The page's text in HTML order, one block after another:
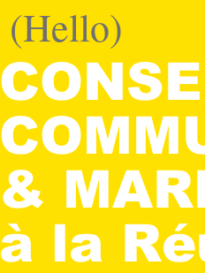
(Hello)
&
à la